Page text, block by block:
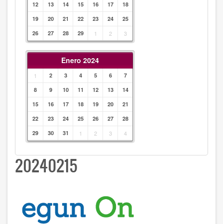
12
13 14 15 16 17
18
19
20 21 22 23 24
25
26
27 28 29 1 2 3
Enero 2024
1 2 3 4 5 6
7
8
9 10 11 12 13
14
15
16 17 18 19 20
21
22
23 24 25 26 27
28
29
30 31 1 2 3 4
20240215